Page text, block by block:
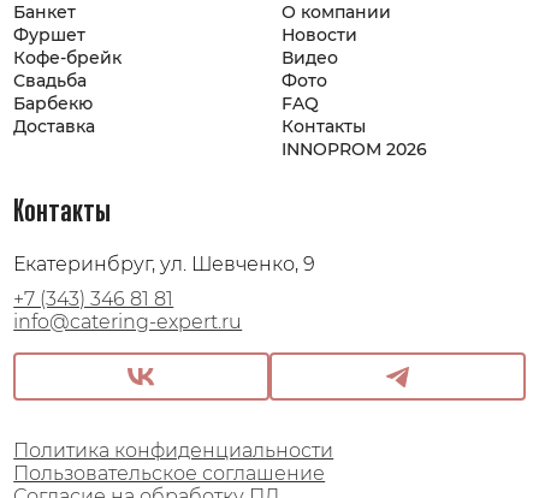
Банкет
Фуршет
Кофе-брейк
Свадьба
Барбекю
Доставка
О компании
Новости
Видео
Фото
FAQ
Контакты
INNOPROM 2026
Контакты
Екатеринбруг, ул. Шевченко, 9
+7 (343) 346 81 81
info@catering-expert.ru
Политика конфиденциальности
Пользовательское соглашение